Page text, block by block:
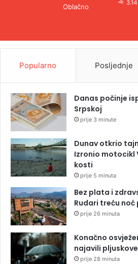
Oblačno
Popularno Posljednje
Danas počinje
Srpskoj
prije 3 minute
Dunav otkrio
Izronio motocikl
kosti
prije 5 minuta
Bez plata i
Rudari treću noć
prije 26 minuta
Konačno
najavili pljuskove
prije 28 minuta